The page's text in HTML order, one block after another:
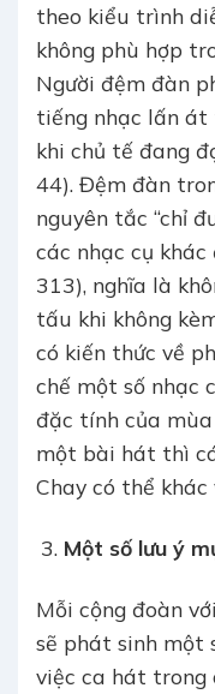
theo kiểu trình
không phù hợp
Người đệm đàn
tiếng nhạc lấn át
khi chủ tế đang
44). Đệm đàn
nguyên tắc “chỉ
các nhạc cụ khác
313), nghĩa là
tấu khi không
có kiến thức về
chế một số nhạc
đặc tính của
một bài hát thì
Chay có thể khác
Một số lưu ý
Mỗi cộng đoàn
sẽ phát sinh một
việc ca hát trong